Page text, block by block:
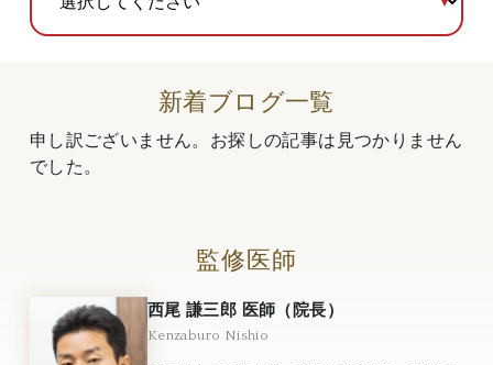
新着ブログ一覧
申し訳ございません。お探しの記事は見つかりません
でした。
監修医師
西尾 謙三郎 医師（院長）
Kenzaburo Nishio